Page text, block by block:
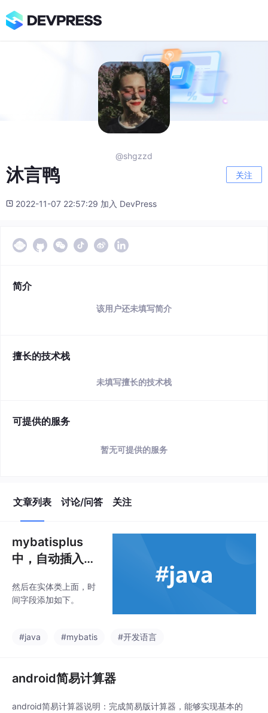
@shgzzd
沐言鸭 关注
2022-11-07 22:57:29 加入 DevPress
简介
该用户还未填写简介
擅长的技术栈
未填写擅长的技术栈
可提供的服务
暂无可提供的服务
文章列表 讨论/问答 关注
mybatisplus
中，自动插入时
然后在实体类上面，时
间字段添加如下。
#java #mybatis #开发语言
android简易计算器
android简易计算器说明：完成简易版计算器，能够实现基本的